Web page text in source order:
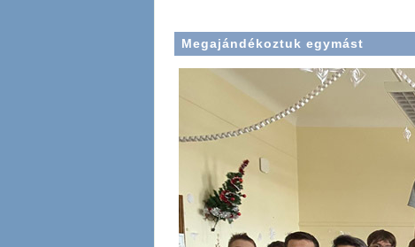
Megajándékoztuk egymást